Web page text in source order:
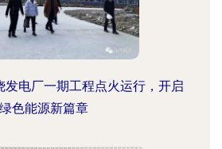
发电厂一期工程点火运行，开启
绿色能源新篇章